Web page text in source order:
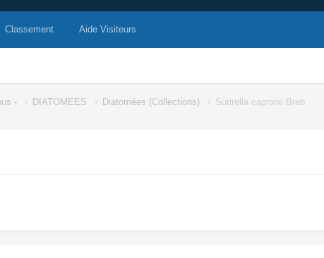
Classement Aide Visiteurs
- DIATOMEES Diatomées (Collections) Surirella capronii Breb